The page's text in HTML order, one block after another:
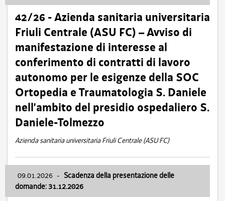
42/26 - Azienda sanitaria universitaria
Friuli Centrale (ASU FC) – Avviso di
manifestazione di interesse al
conferimento di contratti di lavoro
autonomo per le esigenze della SOC
Ortopedia e Traumatologia S. Daniele
nell’ambito del presidio ospedaliero S.
Daniele-Tolmezzo
Azienda sanitaria universitaria Friuli Centrale (ASU FC)
09.01.2026 - Scadenza della presentazione delle
domande: 31.12.2026